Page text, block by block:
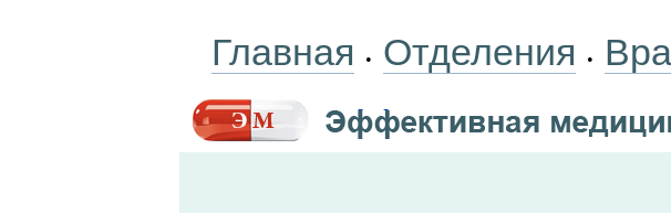
Главная • Отделения •